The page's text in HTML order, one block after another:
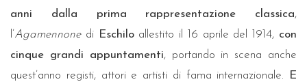
anni dalla prima rappresentazione classica,
l’Agamennonedi Eschiloallestito il 16 aprile del 1914, con
cinque grandi appuntamenti, portando in scena anche
quest’anno registi, attori e artisti di fama internazionale.
E